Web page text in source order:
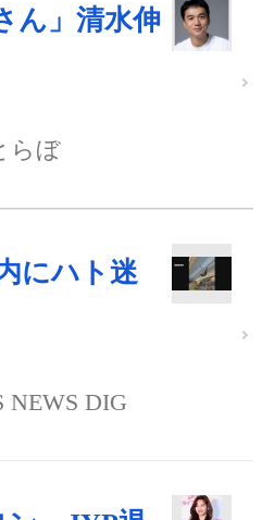
ん」清水伸
らぼ
にハト迷
NEWS DIG